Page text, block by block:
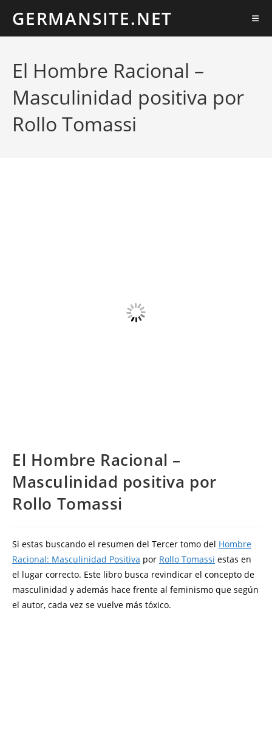
contenido
GERMANSITE.NET
El Hombre Racional –
Masculinidad positiva por
Rollo Tomassi
El Hombre Racional –
Masculinidad positiva por
Rollo Tomassi
Si estas buscando el resumen del Tercer tomo del Hombre
Racional: Masculinidad Positiva por Rollo Tomassi estas en
el lugar correcto. Este libro busca revindicar el concepto de
masculinidad y además hace frente al feminismo que según
el autor, cada vez se vuelve más tóxico.